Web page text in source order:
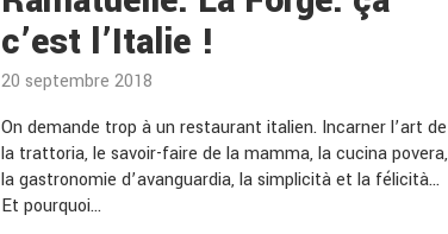
c’est l’Italie !
20 septembre 2018
On demande trop à un restaurant italien. Incarner l’art de
la trattoria, le savoir-faire de la mamma, la cucina povera,
la gastronomie d’avanguardia, la simplicità et la félicità…
Et pourquoi…